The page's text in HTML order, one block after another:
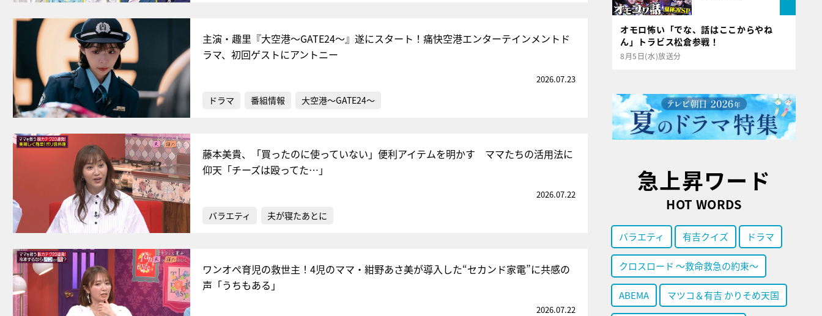
主演・趣里『大空港～GATE24～』遂にスタート！痛快空港エンターテインメントド
ラマ、初回ゲストにアントニー
2026.07.23
ドラマ 番組情報 大空港～GATE24～
藤本美貴、「買ったのに使っていない」便利アイテムを明かす ママたちの活用法に
仰天「チーズは殴ってた…」
2026.07.22
バラエティ 夫が寝たあとに
ワンオぺ育児の救世主！4児のママ・紺野あさ美が導入した“セカンド家電”に共感の
声「うちもある」
2026.07.22
オモロ怖い「でな、話はここからやね
ん」トラビス松倉参戦！
8月5日(水)放送分
急上昇ワード
HOT WORDS
バラエティ 有吉クイズ ドラマ
クロスロード ～救命救急の約束～
ABEMA マツコ＆有吉 かりそめ天国